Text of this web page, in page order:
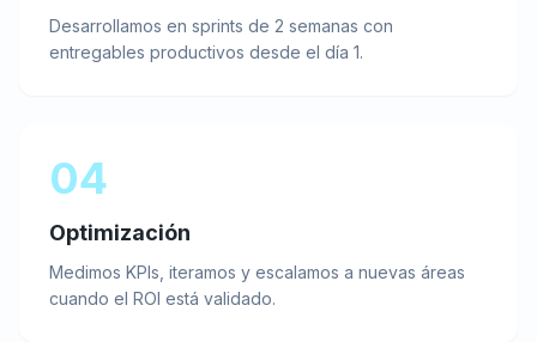
Desarrollamos en sprints de 2 semanas con
entregables productivos desde el día 1.
04
Optimización
Medimos KPIs, iteramos y escalamos a nuevas áreas
cuando el ROI está validado.